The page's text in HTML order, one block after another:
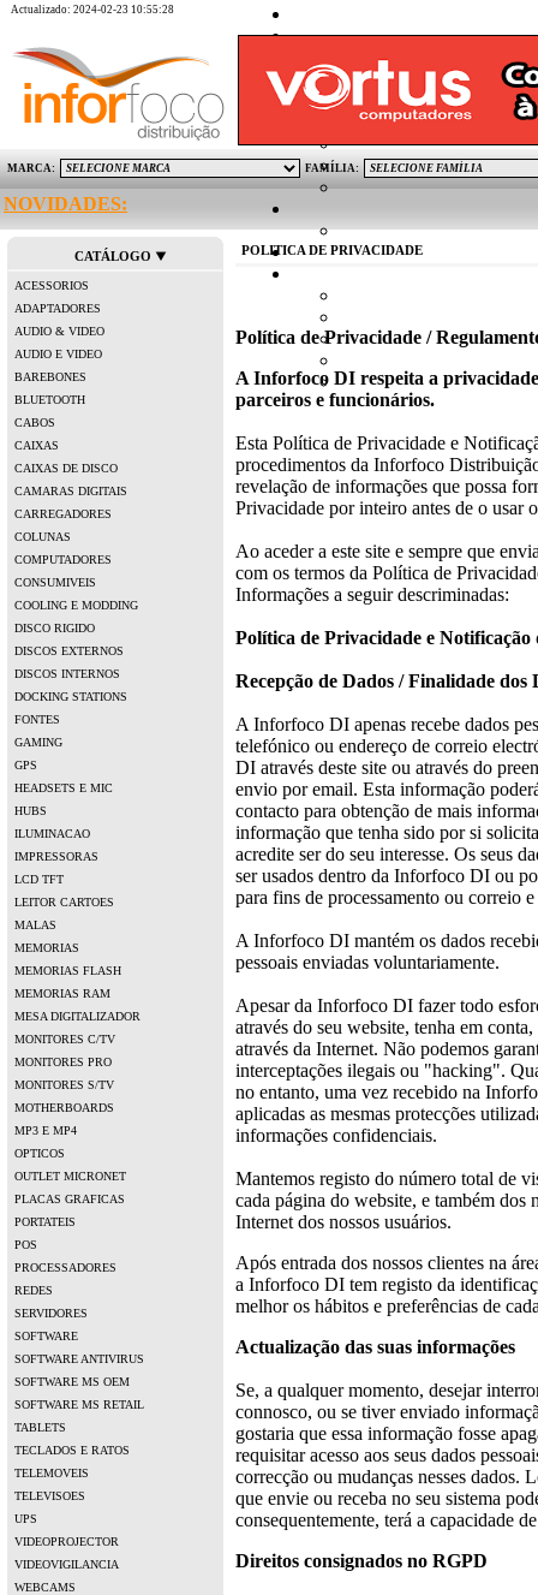
Actualizado: 2024-02-23 10:55:28
MARCA: FAMÍLIA:
NOVIDADES:
CATÁLOGO
ACESSORIOS
ADAPTADORES
AUDIO & VIDEO
AUDIO E VIDEO
BAREBONES
BLUETOOTH
CABOS
CAIXAS
CAIXAS DE DISCO
CAMARAS DIGITAIS
CARREGADORES
COLUNAS
COMPUTADORES
CONSUMIVEIS
COOLING E MODDING
DISCO RIGIDO
DISCOS EXTERNOS
DISCOS INTERNOS
DOCKING STATIONS
FONTES
GAMING
GPS
HEADSETS E MIC
HUBS
ILUMINACAO
IMPRESSORAS
LCD TFT
LEITOR CARTOES
MALAS
MEMORIAS
MEMORIAS FLASH
MEMORIAS RAM
MESA DIGITALIZADOR
MONITORES C/TV
MONITORES PRO
MONITORES S/TV
MOTHERBOARDS
MP3 E MP4
OPTICOS
OUTLET MICRONET
PLACAS GRAFICAS
PORTATEIS
POS
PROCESSADORES
REDES
SERVIDORES
SOFTWARE
SOFTWARE ANTIVIRUS
SOFTWARE MS OEM
SOFTWARE MS RETAIL
TABLETS
TECLADOS E RATOS
TELEMOVEIS
TELEVISOES
UPS
VIDEOPROJECTOR
VIDEOVIGILANCIA
WEBCAMS
POLITICA DE PRIVACIDADE
Política de Privacidade /
A Inforfoco DI respeita a
parceiros e funcionários.
Esta Política de Privacidade e
procedimentos da Inforfoco
revelação de informações que possa
Privacidade por inteiro antes de o usar
Ao aceder a este site e sempre que
com os termos da Política de
Informações a seguir descriminadas:
Política de Privacidade e
Recepção de Dados / Finalidade dos
A Inforfoco DI apenas recebe dados
telefónico ou endereço de correio
DI através deste site ou através do
envio por email. Esta informação
contacto para obtenção de mais
informação que tenha sido por si
acredite ser do seu interesse. Os seus
ser usados dentro da Inforfoco DI ou
para fins de processamento ou correio
A Inforfoco DI mantém os dados
pessoais enviadas voluntariamente.
Apesar da Inforfoco DI fazer todo
através do seu website, tenha em
através da Internet. Não podemos
interceptações ilegais ou "hacking".
no entanto, uma vez recebido na
aplicadas as mesmas protecções
informações confidenciais.
Mantemos registo do número total de
cada página do website, e também dos
Internet dos nossos usuários.
Após entrada dos nossos clientes na
a Inforfoco DI tem registo da
melhor os hábitos e preferências de
Actualização das suas informações
Se, a qualquer momento, desejar
connosco, ou se tiver enviado
gostaria que essa informação fosse
requisitar acesso aos seus dados
correcção ou mudanças nesses dados.
que envie ou receba no seu sistema
consequentemente, terá a capacidade
Direitos consignados no RGPD